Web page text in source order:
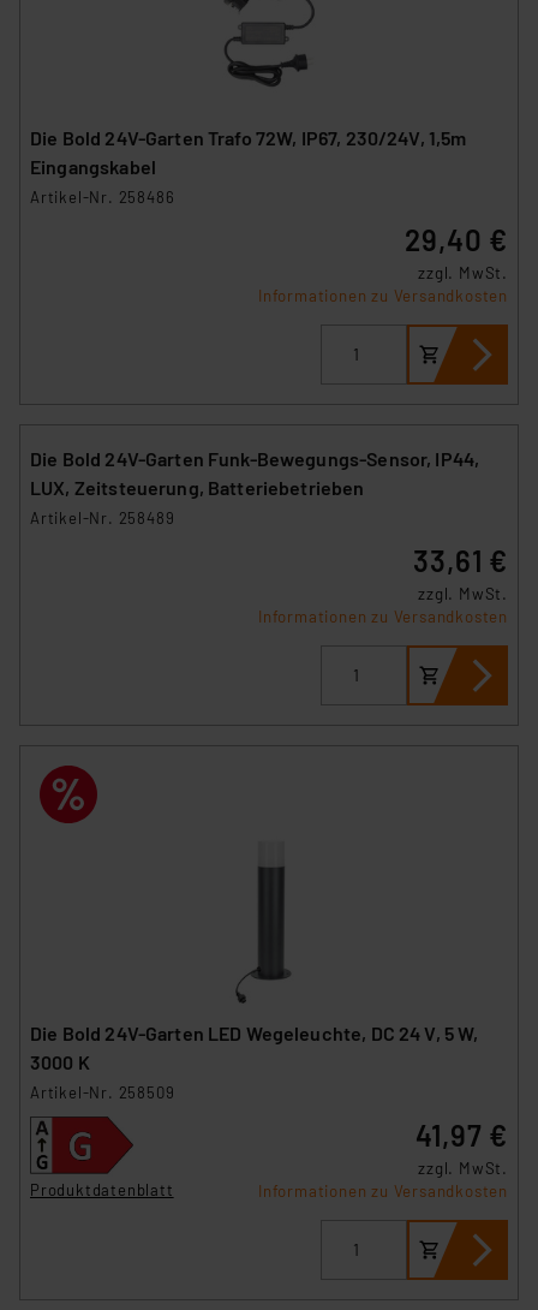
Die Bold 24V-Garten Trafo 72W, IP67, 230/24V, 1,5m
Eingangskabel
Artikel-Nr. 258486
29,40 €
zzgl. MwSt.
Informationen zu Versandkosten
Die Bold 24V-Garten Funk-Bewegungs-Sensor, IP44,
LUX, Zeitsteuerung, Batteriebetrieben
Artikel-Nr. 258489
33,61 €
zzgl. MwSt.
Informationen zu Versandkosten
Die Bold 24V-Garten LED Wegeleuchte, DC 24 V, 5 W,
3000 K
Artikel-Nr. 258509
Produktdatenblatt
41,97 €
zzgl. MwSt.
Informationen zu Versandkosten